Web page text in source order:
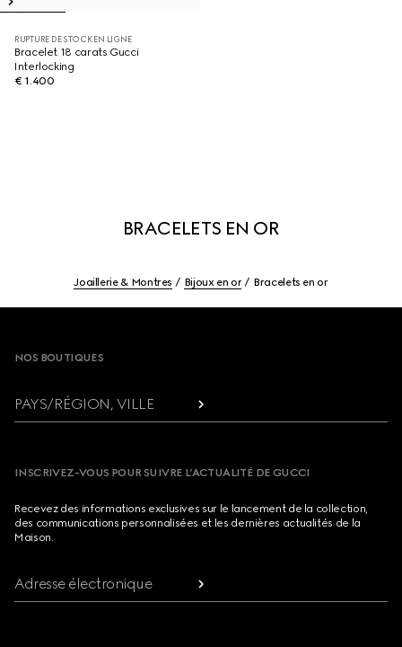
RUPTURE DE STOCK EN LIGNE
Bracelet 18 carats Gucci
Interlocking
€ 1.400
BRACELETS EN OR
Joaillerie & Montres Bijoux en or Bracelets en or
NOS BOUTIQUES
PAYS/RÉGION, VILLE
INSCRIVEZ-VOUS POUR SUIVRE L’ACTUALITÉ DE GUCCI
Recevez des informations exclusives sur le lancement de la collection,
des communications personnalisées et les dernières actualités de la
Maison.
Adresse électronique